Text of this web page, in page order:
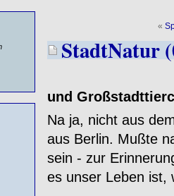
«
StadtNatur
und
Na ja, nicht aus
aus Berlin. Mußte
sein - zur
es unser Leben ist,